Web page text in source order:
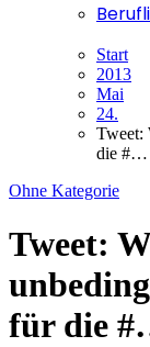
Start
2013
Mai
24.
Tweet:
die #…
Ohne Kategorie
Tweet:
für die